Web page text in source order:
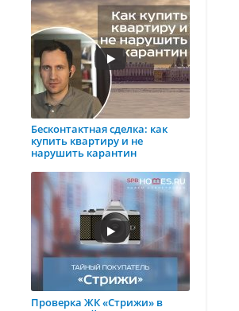
Бесконтактная сделка: как
купить квартиру и не
нарушить карантин
Проверка ЖК «Стрижи» в